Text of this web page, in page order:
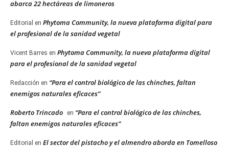
abarca 22 hectáreas de limoneros
Editorial en Phytoma Community, la nueva plataforma digital para
el profesional de la sanidad vegetal
Vicent Barres en Phytoma Community, la nueva plataforma digital
para el profesional de la sanidad vegetal
Redacción en “Para el control biológico de las chinches, faltan
enemigos naturales eficaces”
Roberto Trincado en “Para el control biológico de las chinches,
faltan enemigos naturales eficaces”
Editorial en El sector del pistacho y el almendro aborda en Tomelloso